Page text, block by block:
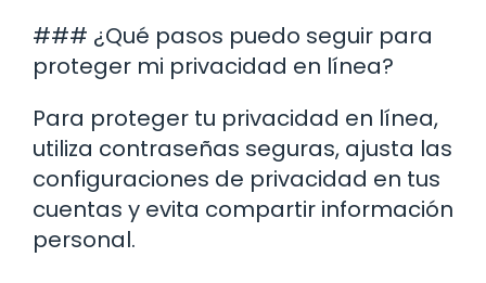
### ¿Qué pasos puedo seguir para
proteger mi privacidad en línea?
Para proteger tu privacidad en línea,
utiliza contraseñas seguras, ajusta las
configuraciones de privacidad en tus
cuentas y evita compartir información
personal.